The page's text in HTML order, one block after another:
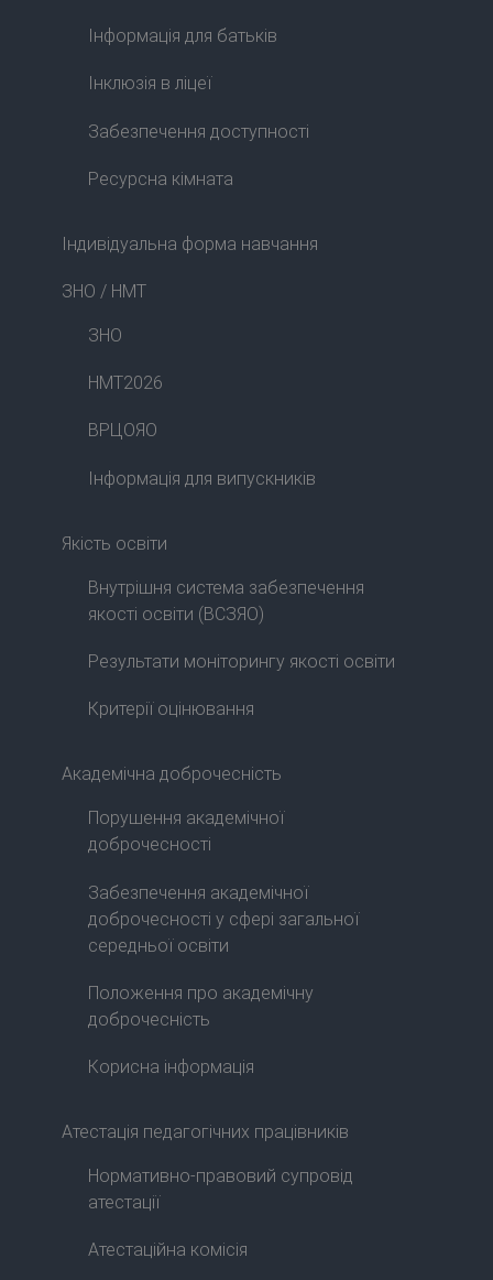
Інформація для батьків
Інклюзія в ліцеї
Забезпечення доступності
Ресурсна кімната
Індивідуальна форма навчання
ЗНО / НМТ
ЗНО
НМТ2026
ВРЦОЯО
Інформація для випускників
Якість освіти
Внутрішня система забезпечення
якості освіти (ВСЗЯО)
Результати моніторингу якості освіти
Критерії оцінювання
Академічна доброчесність
Порушення академічної
доброчесності
Забезпечення академічної
доброчесності у сфері загальної
середньої освіти
Положення про академічну
доброчесність
Корисна інформація
Атестація педагогічних працівників
Нормативно-правовий супровід
атестації
Атестаційна комісія